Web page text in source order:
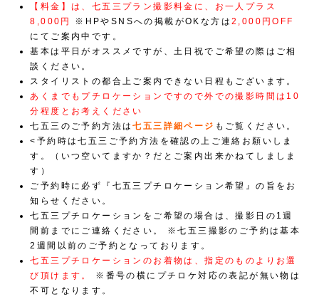
【料金】は、七五三プラン撮影料金に、お一人プラス
8,000円
※HPやSNSへの掲載がOKな方は2,000円OFF
にてご案内中です。
基本は平日がオススメですが、土日祝でご希望の際はご相
談ください。
スタイリストの都合上ご案内できない日程もございます。
あくまでもプチロケーションですので外での撮影時間は10
分程度とお考えください
七五三のご予約方法は七五三詳細ページ もご覧ください。
<予約時は七五三ご予約方法を確認の上ご連絡お願いしま
す。（いつ空いてますか？だとご案内出来かねてしましま
す）
ご予約時に必ず『七五三プチロケーション希望』の旨をお
知らせください。
七五三プチロケーションをご希望の場合は、撮影日の1週
間前までにご連絡ください。
※七五三撮影のご予約は基本
2週間以前のご予約となっております。
七五三プチロケーションのお着物は、指定のものよりお選
び頂けます。
※番号の横にプチロケ対応の表記が無い物は
不可となります。